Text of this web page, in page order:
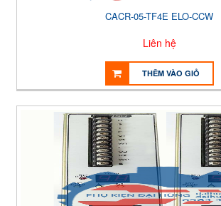
CACR-05-TF4E ELO-CCW
Liên hệ
THÊM VÀO GIỎ